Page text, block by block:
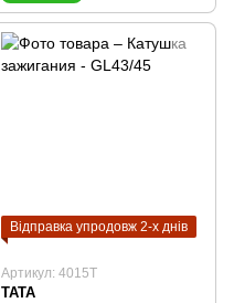
Відправка упродовж 2-х днів
Артикул: 4015T
TATA